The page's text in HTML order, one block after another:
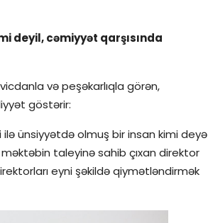
deyil, cəmiyyət qarşısında
və peşəkarlıqla görən,
göstərir:
ünsiyyətdə olmuş bir insan kimi deyə
taleyinə sahib çıxan direktor
eyni şəkildə qiymətləndirmək